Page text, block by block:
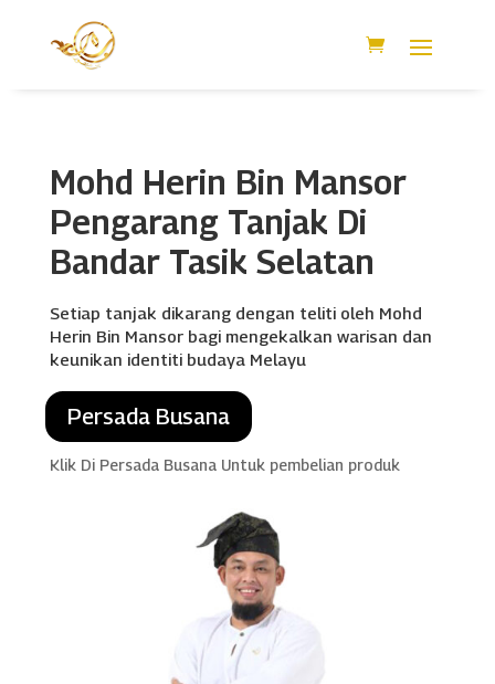
Mohd Herin Bin Mansor
Pengarang Tanjak Di
Bandar Tasik Selatan
Setiap tanjak dikarang dengan teliti oleh Mohd
Herin Bin Mansor bagi mengekalkan warisan dan
keunikan identiti budaya Melayu
Persada Busana
Klik Di Persada Busana Untuk pembelian produk